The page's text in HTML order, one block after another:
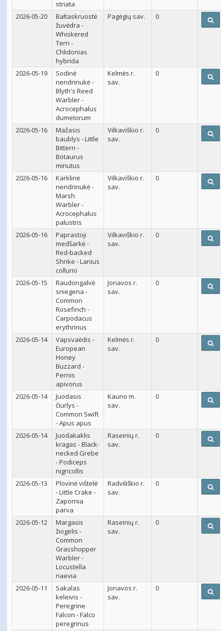
striata
2026-05-20
Baltaskruostė
žuvėdra -
Whiskered
Tern -
Chlidonias
hybrida
Pagėgių sav. 0
2026-05-19
Sodinė
nendrinukė -
Blyth's Reed
Warbler -
Acrocephalus
dumetorum
Kelmės r.
sav.
0
2026-05-16
Mažasis
baublys - Little
Bittern -
Botaurus
minutus
Vilkaviškio r.
sav.
0
2026-05-16
Karklinė
nendrinukė -
Marsh
Warbler -
Acrocephalus
palustris
Vilkaviškio r.
sav.
0
2026-05-16
Paprastoji
medšarkė -
Red-backed
Shrike - Lanius
collurio
Vilkaviškio r.
sav.
0
2026-05-15
Raudongalvė
sniegena -
Common
Rosefinch -
Carpodacus
erythrinus
Jonavos r.
sav.
0
2026-05-14
Vapsvaėdis -
European
Honey
Buzzard -
Pernis
apivorus
Kelmės r.
sav.
0
2026-05-14
Juodasis
čiurlys -
Common Swift
- Apus apus
Kauno m.
sav.
0
2026-05-14
Juodakaklis
kragas - Black-
necked Grebe
- Podiceps
nigricollis
Raseinių r.
sav.
0
2026-05-13
Plovinė vištelė
- Little Crake -
Zapornia
parva
Radviliškio r.
sav.
0
2026-05-12
Margasis
žiogelis -
Common
Grasshopper
Warbler -
Locustella
naevia
Raseinių r.
sav.
0
2026-05-11
Sakalas
keleivis -
Peregrine
Falcon - Falco
peregrinus
Jonavos r.
sav.
0